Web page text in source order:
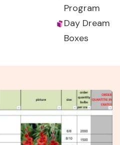
Program
Day Dream
Boxes